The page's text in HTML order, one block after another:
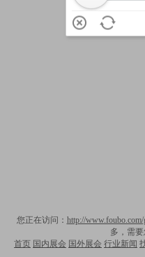
您正在访问： http://www.foubo.com/
多，需要
首页 国内展会 国外展会 行业新闻